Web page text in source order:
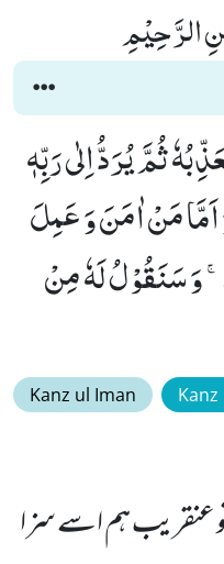
الرَّحِیْمِ
ثُمَّ یُرَدُّ اِلٰى رَبِّهٖ
عَذَابًا نُّكْرًا(87) وَ اَمَّا مَنْ اٰمَنَ وَ عَمِلَ
وَ سَنَقُوْلُ لَهٗ مِنْ
Kanz ul Iman
عنقریب ہم اسے سزا